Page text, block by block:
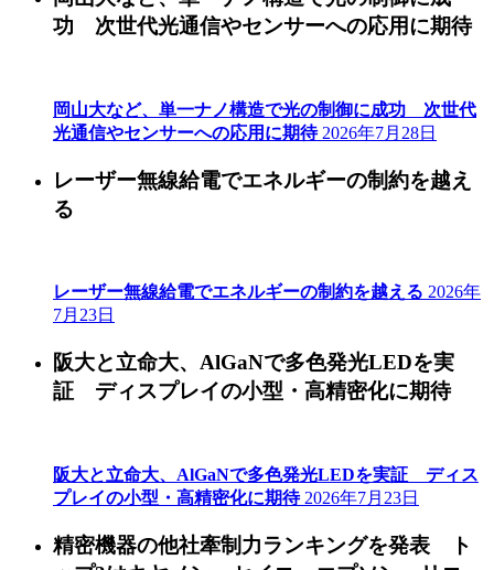
功 次世代光通信やセンサーへの応用に期待
岡山大など、単一ナノ構造で光の制御に成功 次世代
光通信やセンサーへの応用に期待 2026年7月28日
レーザー無線給電でエネルギーの制約を越え
る
レーザー無線給電でエネルギーの制約を越える 2026年
7月23日
阪大と立命大、AlGaNで多色発光LEDを実
証 ディスプレイの小型・高精密化に期待
阪大と立命大、AlGaNで多色発光LEDを実証 ディス
プレイの小型・高精密化に期待 2026年7月23日
精密機器の他社牽制力ランキングを発表 ト